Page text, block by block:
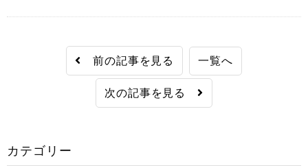
前の記事を見る 一覧へ
次の記事を見る
カテゴリー